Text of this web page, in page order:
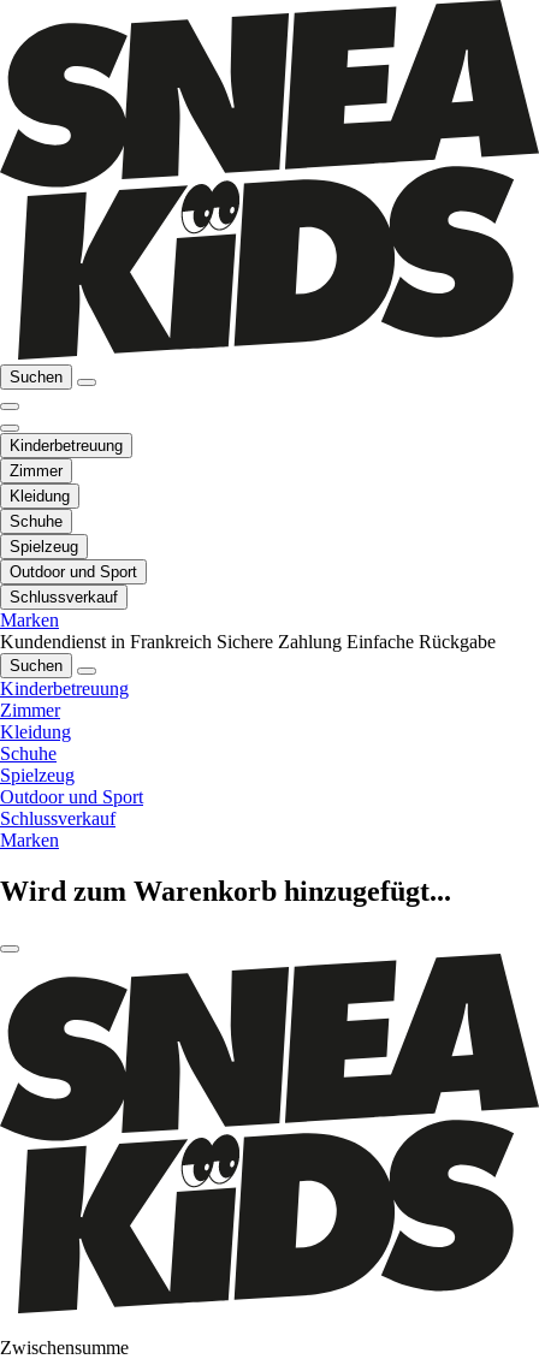
Suchen
Kinderbetreuung
Zimmer
Kleidung
Schuhe
Spielzeug
Outdoor und Sport
Schlussverkauf
Marken
Kundendienst in Frankreich Sichere Zahlung Einfache Rückgabe
Suchen
Kinderbetreuung
Zimmer
Kleidung
Schuhe
Spielzeug
Outdoor und Sport
Schlussverkauf
Marken
Wird zum Warenkorb hinzugefügt...
Zwischensumme